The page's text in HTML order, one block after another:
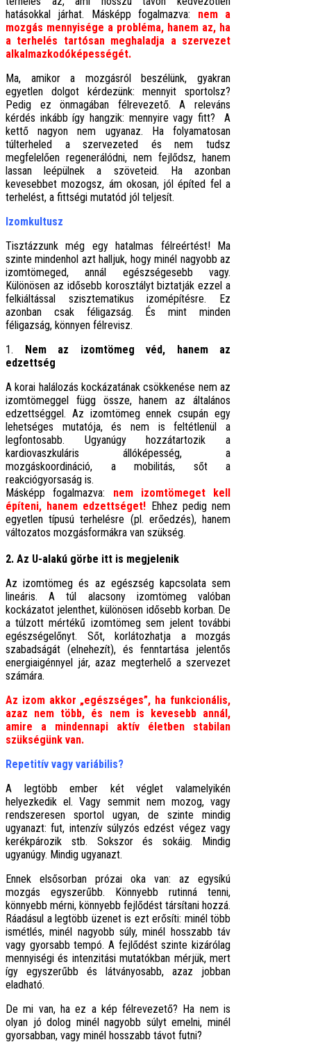
hatásokkal járhat. Másképp fogalmazva: nem a
mozgás mennyisége a probléma, hanem az, ha
a terhelés tartósan meghaladja a szervezet
alkalmazkodóképességét.
Ma, amikor a mozgásról beszélünk, gyakran
egyetlen dolgot kérdezünk: mennyit sportolsz?
Pedig ez önmagában félrevezető. A releváns
kérdés inkább így hangzik: mennyire vagy fitt? A
kettő nagyon nem ugyanaz. Ha folyamatosan
túlterheled a szervezeted és nem tudsz
megfelelően regenerálódni, nem fejlődsz, hanem
lassan leépülnek a szöveteid. Ha azonban
kevesebbet mozogsz, ám okosan, jól építed fel a
terhelést, a fittségi mutatód jól teljesít.
Izomkultusz
Tisztázzunk még egy hatalmas félreértést! Ma
szinte mindenhol azt halljuk, hogy minél nagyobb az
izomtömeged, annál egészségesebb vagy.
Különösen az idősebb korosztályt biztatják ezzel a
felkiáltással szisztematikus izomépítésre. Ez
azonban csak féligazság. És mint minden
féligazság, könnyen félrevisz.
1.
Nem az izomtömeg véd, hanem az
edzettség
A korai halálozás kockázatának csökkenése nem az
izomtömeggel függ össze, hanem az általános
edzettséggel. Az izomtömeg ennek csupán egy
lehetséges mutatója, és nem is feltétlenül a
legfontosabb. Ugyanúgy hozzátartozik a
kardiovaszkuláris állóképesség, a
mozgáskoordináció, a mobilitás, sőt a
reakciógyorsaság is.
Másképp fogalmazva: nem izomtömeget kell
építeni, hanem edzettséget! Ehhez pedig nem
egyetlen típusú terhelésre (pl. erőedzés), hanem
változatos mozgásformákra van szükség.
2. Az U-alakú görbe itt is megjelenik
Az izomtömeg és az egészség kapcsolata sem
lineáris. A túl alacsony izomtömeg valóban
kockázatot jelenthet, különösen idősebb korban. De
a túlzott mértékű izomtömeg sem jelent további
egészségelőnyt. Sőt, korlátozhatja a mozgás
szabadságát (elnehezít), és fenntartása jelentős
energiaigénnyel jár, azaz megterhelő a szervezet
számára.
Az izom akkor „egészséges”, ha funkcionális,
azaz nem több, és nem is kevesebb annál,
amire a mindennapi aktív életben stabilan
szükségünk van.
Repetitív vagy variábilis?
A legtöbb ember két véglet valamelyikén
helyezkedik el. Vagy semmit nem mozog, vagy
rendszeresen sportol ugyan, de szinte mindig
ugyanazt: fut, intenzív súlyzós edzést végez vagy
kerékpározik stb. Sokszor és sokáig. Mindig
ugyanúgy. Mindig ugyanazt.
Ennek elsősorban prózai oka van: az egysíkú
mozgás egyszerűbb. Könnyebb rutinná tenni,
könnyebb mérni, könnyebb fejlődést társítani hozzá.
Ráadásul a legtöbb üzenet is ezt erősíti: minél több
ismétlés, minél nagyobb súly, minél hosszabb táv
vagy gyorsabb tempó. A fejlődést szinte kizárólag
mennyiségi és intenzitási mutatókban mérjük, mert
így egyszerűbb és látványosabb, azaz jobban
eladható.
De mi van, ha ez a kép félrevezető? Ha nem is
olyan jó dolog minél nagyobb súlyt emelni, minél
gyorsabban, vagy minél hosszabb távot futni?